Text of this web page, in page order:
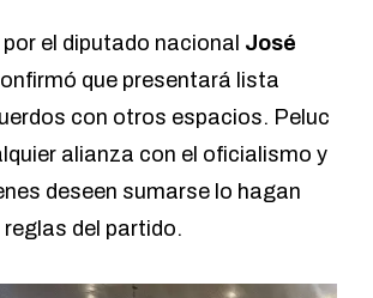
el diputado nacional José
que presentará lista
con otros espacios. Peluc
alianza con el oficialismo y
deseen sumarse lo hagan
del partido.